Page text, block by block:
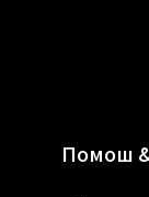
Помош